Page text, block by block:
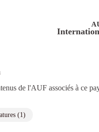
de l'AUF associés à ce
(1)